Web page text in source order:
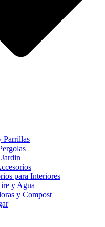
Parrillas
para Interiores
y Agua
y Compost